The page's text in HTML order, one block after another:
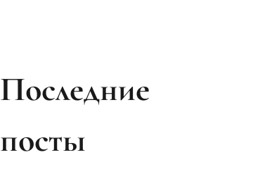
Последние
посты